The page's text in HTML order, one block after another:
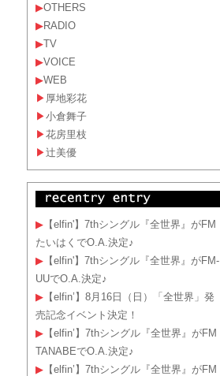
▶OTHERS
▶RADIO
▶TV
▶VOICE
▶WEB
▶ 厚地彩花
▶小倉舞子
▶花房里枝
▶辻美優
▶ 【elfin'】7thシングル『全世界』がFM
たいはくでO.A.決定♪
▶ 【elfin'】7thシングル『全世界』がFM-
UUでO.A.決定♪
▶ 【elfin’】8月16日（日）「全世界」発
売記念イベント決定！
▶ 【elfin’】7thシングル『全世界』がFM
TANABEでO.A.決定♪
▶ 【elfin’】7thシングル『全世界』がFM